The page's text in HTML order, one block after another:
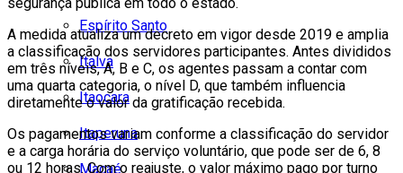
Espírito Santo
Italva
Itaocara
Itaperuna
Macaé
A medida atualiza um decreto em vigor desde 2019 e amplia
a classificação dos servidores participantes. Antes divididos
em três níveis, A, B e C, os agentes passam a contar com
uma quarta categoria, o nível D, que também influencia
diretamente o valor da gratificação recebida.
Os pagamentos variam conforme a classificação do servidor
e a carga horária do serviço voluntário, que pode ser de 6, 8
ou 12 horas. Com o reajuste, o valor máximo pago por turno